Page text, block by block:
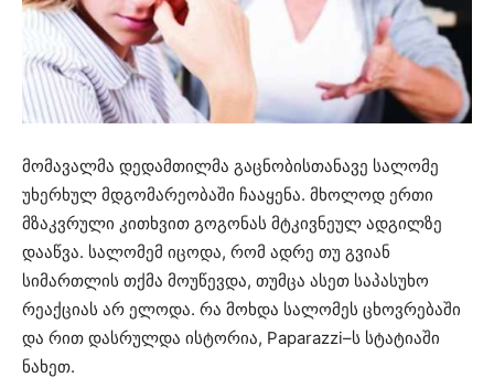
მომავალმა დედამთილმა გაცნობისთანავე სალომე
უხერხულ მდგომარეობაში ჩააყენა. მხოლოდ ერთი
მზაკვრული კითხვით გოგონას მტკივნეულ ადგილზე
დააწვა. სალომემ იცოდა, რომ ადრე თუ გვიან
სიმართლის თქმა მოუწევდა, თუმცა ასეთ საპასუხო
რეაქციას არ ელოდა. რა მოხდა სალომეს ცხოვრებაში
და რით დასრულდა ისტორია, Paparazzi–ს სტატიაში
ნახეთ.